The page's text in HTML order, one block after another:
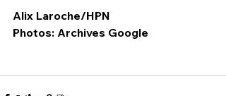
Alix Laroche/HPN
Photos: Archives Google